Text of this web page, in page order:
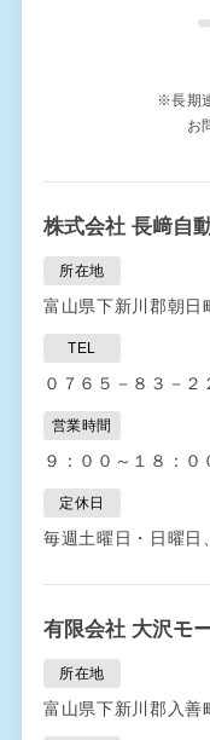
※長期
お
株式会社 長﨑自
所在地
富山県下新川郡朝日
TEL
０７６５－８３－２
営業時間
９：００～１８：０
定休日
毎週土曜日・日曜日
有限会社 大沢モ
所在地
富山県下新川郡入善